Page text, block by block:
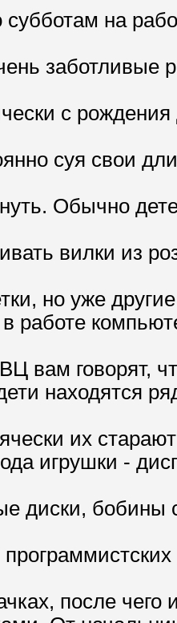
субботам на
заботливые
с
суя свои
Обычно
вилки из
но уже
работе
вам говорят,
находятся
их
игрушки -
диски, бобины
после